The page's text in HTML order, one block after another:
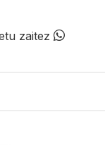
zaitez